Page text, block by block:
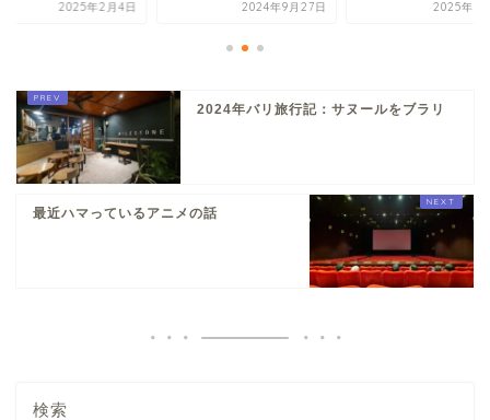
2025年2月4日 2024年9月27日 2025年3
2024年バリ旅行記：サヌールをブラリ
最近ハマっているアニメの話
検索